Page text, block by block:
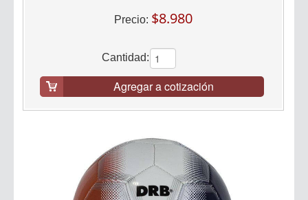
Precio: $8.980
Cantidad:
Agregar a cotización